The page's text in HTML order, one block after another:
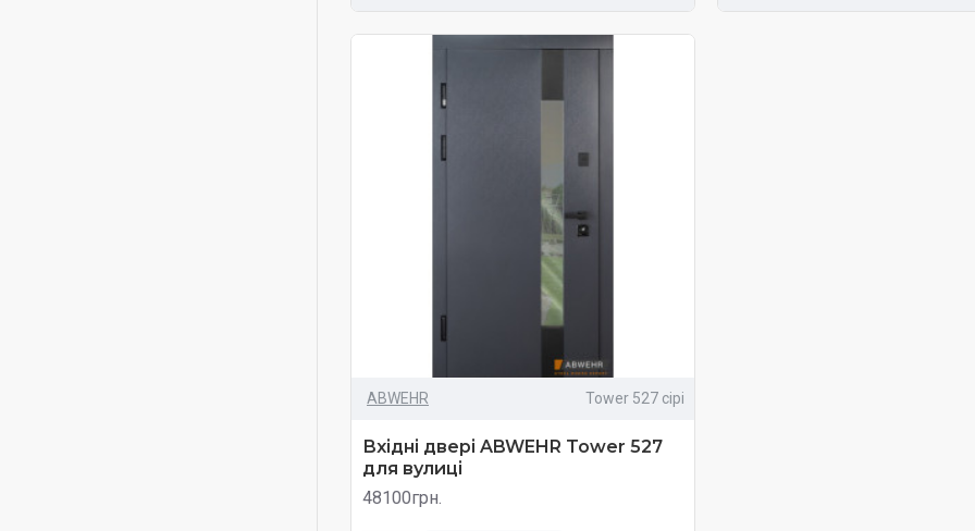
ABWEHR Tower 527 сірі
Вхідні двері ABWEHR Tower 527
для вулиці
48100грн.